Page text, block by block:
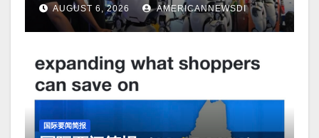
AUGUST 6, 2026 AMERICANNEWSDI
国际要闻简报